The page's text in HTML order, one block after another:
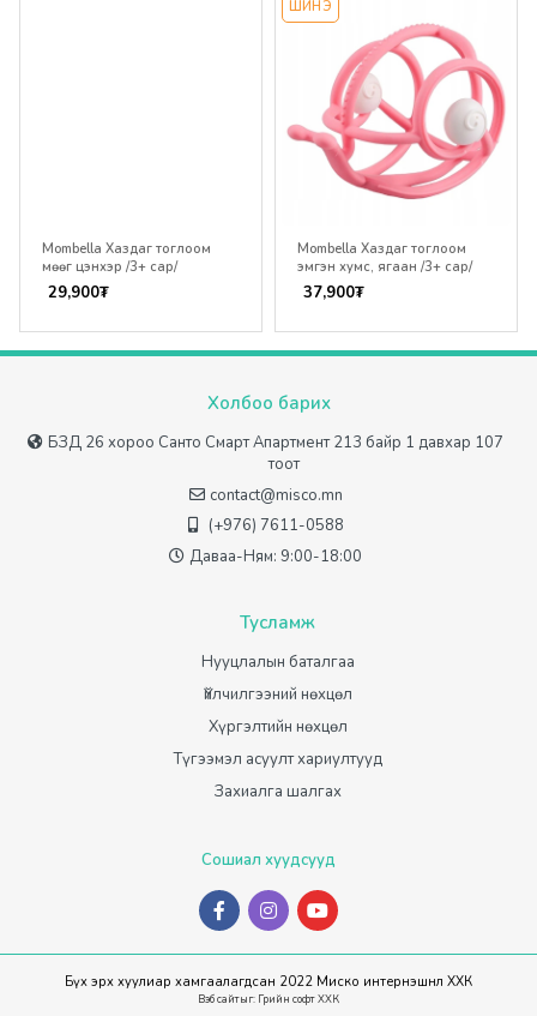
Mombella Хаздаг тоглоом
мөөг цэнхэр /3+ сар/
29,900₮
ШИНЭ
Mombella Хаздаг тоглоом
эмгэн хумс, ягаан /3+ сар/
37,900₮
Холбоо барих
БЗД 26 хороо Санто Смарт Апартмент 213 байр 1 давхар 107
тоот
contact@misco.mn
(+976) 7611-0588
Даваа-Ням: 9:00-18:00
Тусламж
Нууцлалын баталгаа
Үйлчилгээний нөхцөл
Хүргэлтийн нөхцөл
Түгээмэл асуулт хариултууд
Захиалга шалгах
Сошиал хуудсууд
Бүх эрх хуулиар хамгаалагдсан 2022 Миско интернэшнл ХХК
Вэб сайтыг: Грийн софт ХХК